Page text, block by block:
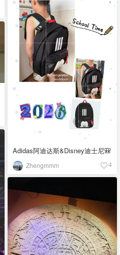
Adidas阿迪达斯&Disney迪士尼🎒
Zhengmmm 4